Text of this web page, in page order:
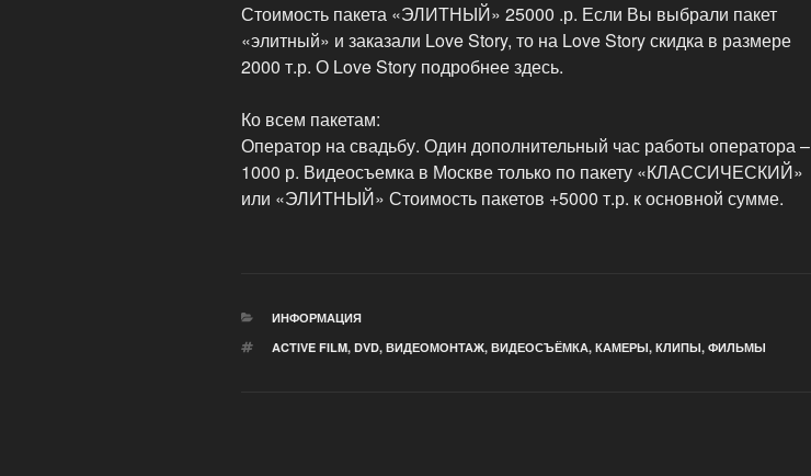
Стоимость пакета «ЭЛИТНЫЙ» 25000 .р. Если Вы выбрали пакет
«элитный» и заказали Love Story, то на Love Story скидка в размере
2000 т.р. О Love Story подробнее здесь.
Ко всем пакетам:
Оператор на свадьбу. Один дополнительный час работы оператора –
1000 р. Видеосъемка в Москве только по пакету «КЛАССИЧЕСКИЙ»
или «ЭЛИТНЫЙ» Стоимость пакетов +5000 т.р. к основной сумме.
РУБРИКИ
ИНФОРМАЦИЯ
МЕТКИ
ACTIVE FILM, DVD, ВИДЕОМОНТАЖ, ВИДЕОСЪЁМКА, КАМЕРЫ, КЛИПЫ, ФИЛЬМЫ